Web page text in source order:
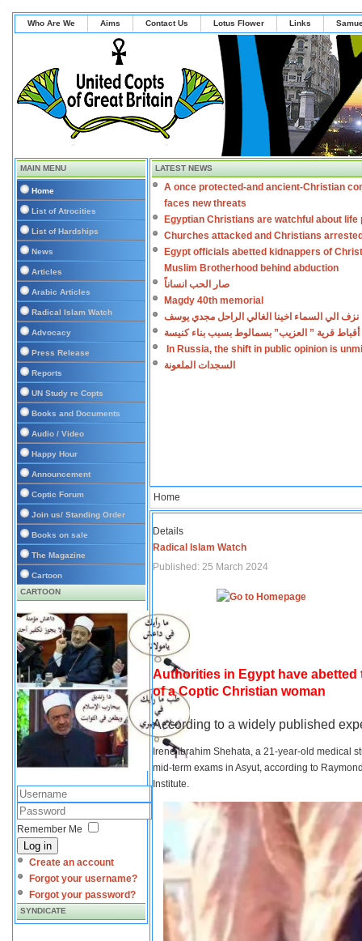
Who Are We Aims Contact Us Lotus Flower Links
MAIN MENU
Home
List of Atrocities
List of Hardships
News
Articles
Arabic Articles
Radical Islam Watch
Advocacy
Press Release
Reports
UN Study re Copts
Books and Documents
Audio / Video
Happy Hour
Announcement
Coptic Forum
Join us/ Standing Order
Books on sale
The Magazine
Cartoon
CARTOON
Remember Me
Log in
Create an account
Forgot your username?
Forgot your password?
SYNDICATE
LATEST NEWS
A once protected-and ancient-Christian
faces new threats
Egyptian Christians are watchful about life
Churches attacked and Christians
Egypt officials abetted kidnappers of
Muslim Brotherhood behind abduction
صار الحب انساناً
Magdy 40th memorial
نزف الي السماء اخينا الغالي الراحل مجدي يوسف
أقباط قرية ” العزيب” بسمالوط بسبب بناء كنيسة
In Russia, the shift in public opinion is
السجدات الملعونة
Home
Details
Radical Islam Watch
Published: 25 March 2024
Authorities in Egypt have
of a Coptic Christian woman
According to a widely published
Irene Ibrahim Shehata, a 21-year-old medical
mid-term exams in Asyut, according to
Institute.